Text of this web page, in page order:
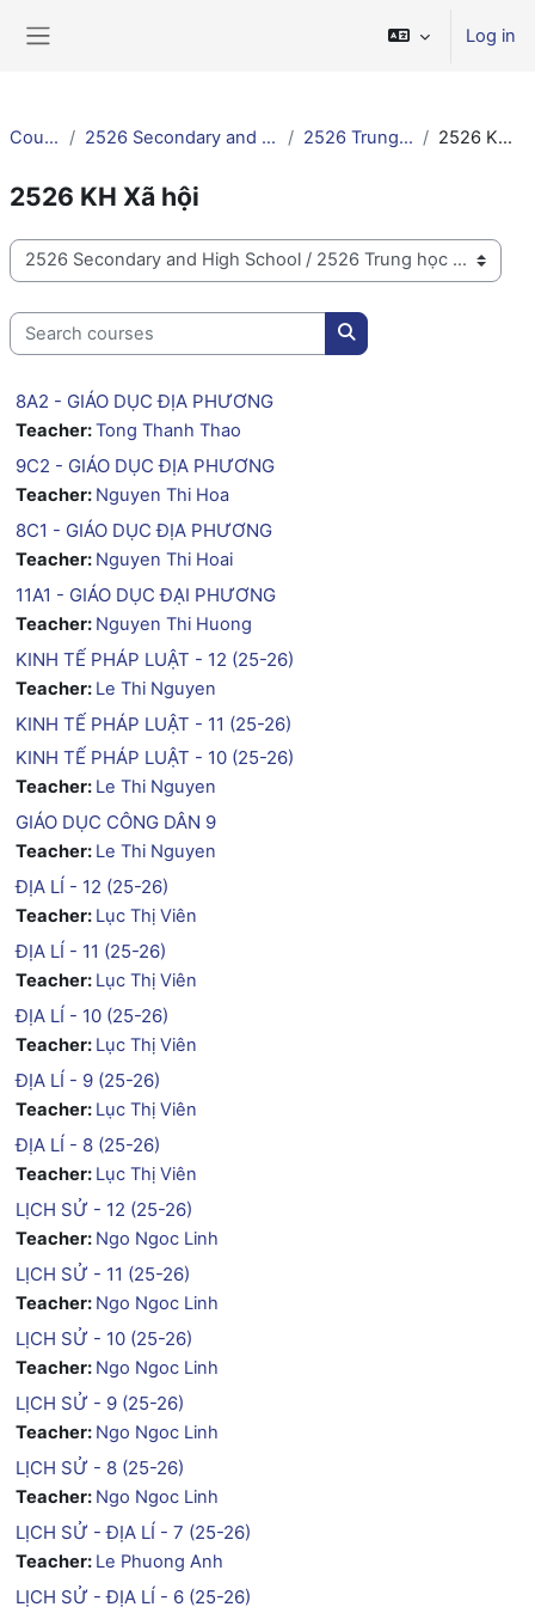
Log in
Courses 2526 Secondary and High School 2526 Trung học VN 2526 KH Xã hội
2526 KH Xã hội
Course categories
Search courses
Search courses
8A2 - GIÁO DỤC ĐỊA PHƯƠNG
Teacher:Tong Thanh Thao
9C2 - GIÁO DỤC ĐỊA PHƯƠNG
Teacher: Nguyen Thi Hoa
8C1 - GIÁO DỤC ĐỊA PHƯƠNG
Teacher: Nguyen Thi Hoai
11A1 - GIÁO DỤC ĐẠI PHƯƠNG
Teacher: Nguyen Thi Huong
KINH TẾ PHÁP LUẬT - 12 (25-26)
Teacher: Le Thi Nguyen
KINH TẾ PHÁP LUẬT - 11 (25-26)
KINH TẾ PHÁP LUẬT - 10 (25-26)
Teacher: Le Thi Nguyen
GIÁO DỤC CÔNG DÂN 9
Teacher: Le Thi Nguyen
ĐỊA LÍ - 12 (25-26)
Teacher: Lục Thị Viên
ĐỊA LÍ - 11 (25-26)
Teacher: Lục Thị Viên
ĐỊA LÍ - 10 (25-26)
Teacher: Lục Thị Viên
ĐỊA LÍ - 9 (25-26)
Teacher: Lục Thị Viên
ĐỊA LÍ - 8 (25-26)
Teacher: Lục Thị Viên
LỊCH SỬ - 12 (25-26)
Teacher: Ngo Ngoc Linh
LỊCH SỬ - 11 (25-26)
Teacher: Ngo Ngoc Linh
LỊCH SỬ - 10 (25-26)
Teacher: Ngo Ngoc Linh
LỊCH SỬ - 9 (25-26)
Teacher: Ngo Ngoc Linh
LỊCH SỬ - 8 (25-26)
Teacher: Ngo Ngoc Linh
LỊCH SỬ - ĐỊA LÍ - 7 (25-26)
Teacher: Le Phuong Anh
LỊCH SỬ - ĐỊA LÍ - 6 (25-26)